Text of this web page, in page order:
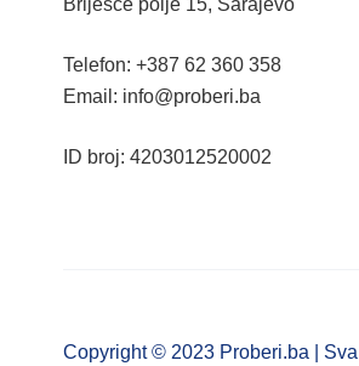
Briješće polje 15, Sarajevo
Telefon: +387 62 360 358
Email: info@proberi.ba
ID broj: 4203012520002
Copyright © 2023 Proberi.ba |